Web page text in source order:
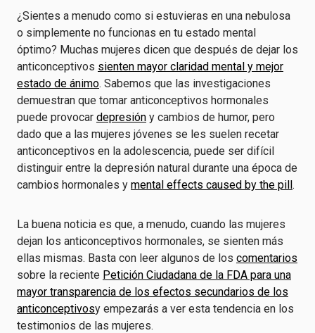
¿Sientes a menudo como si estuvieras en una nebulosa
o simplemente no funcionas en tu estado mental
óptimo? Muchas mujeres dicen que después de dejar los
anticonceptivos sienten mayor claridad mental y mejor
estado de ánimo. Sabemos que las investigaciones
demuestran que tomar anticonceptivos hormonales
puede provocar depresión y cambios de humor, pero
dado que a las mujeres jóvenes se les suelen recetar
anticonceptivos en la adolescencia, puede ser difícil
distinguir entre la depresión natural durante una época de
cambios hormonales y mental effects caused by the pill.
La buena noticia es que, a menudo, cuando las mujeres
dejan los anticonceptivos hormonales, se sienten más
ellas mismas. Basta con leer algunos de los comentarios
sobre la reciente Petición Ciudadana de la FDA para una
mayor transparencia de los efectos secundarios de los
anticonceptivosy empezarás a ver esta tendencia en los
testimonios de las mujeres.